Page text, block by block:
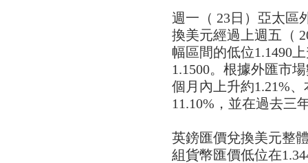
週一（ 23日）亞太區
換美元經過上週五（
幅區間的低位1.1490
1.1500。根據外匯市
個月內上升約1.21%
11.10%，並在過去三
英鎊匯價兌換美元整
組貨幣匯價低位在